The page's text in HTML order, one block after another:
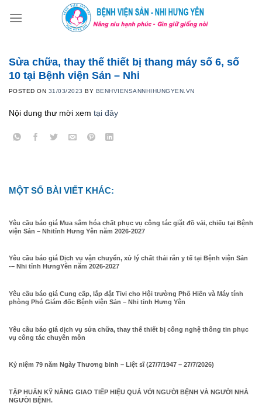
Sửa chữa, thay thế thiết bị thang máy số 6, số
10 tại Bệnh viện Sản – Nhi
POSTED ON 31/03/2023 BY BENHVIENSANNHIHUNGYEN.VN
Nội dung thư mời xem tại đây
MỘT SỐ BÀI VIẾT KHÁC:
Yêu cầu báo giá Mua sắm hóa chất phục vụ công tác giặt đồ vải, chiếu tại Bệnh
viện Sản – Nhitỉnh Hưng Yên năm 2026-2027
Yêu cầu báo giá Dịch vụ vận chuyển, xử lý chất thải rắn y tế tại Bệnh viện Sản
-– Nhi tỉnh HưngYên năm 2026-2027
Yêu cầu báo giá Cung cấp, lắp đặt Tivi cho Hội trường Phố Hiến và Máy tính
phòng Phó Giám đốc Bệnh viện Sản – Nhi tỉnh Hưng Yên
Yêu cầu báo giá dịch vụ sửa chữa, thay thế thiết bị công nghệ thông tin phục
vụ công tác chuyên môn
Kỷ niệm 79 năm Ngày Thương binh – Liệt sĩ (27/7/1947 – 27/7/2026)
TẬP HUẤN KỸ NĂNG GIAO TIẾP HIỆU QUẢ VỚI NGƯỜI BỆNH VÀ NGƯỜI NHÀ
NGƯỜI BỆNH.